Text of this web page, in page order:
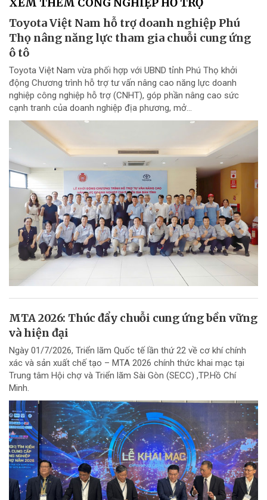
Toyota Việt Nam hỗ trợ doanh nghiệp Phú
Thọ nâng năng lực tham gia chuỗi cung ứng
ô tô
Toyota Việt Nam vừa phối hợp với UBND tỉnh Phú Thọ khởi
động Chương trình hỗ trợ tư vấn nâng cao năng lực doanh
nghiệp công nghiệp hỗ trợ (CNHT), góp phần nâng cao sức
cạnh tranh của doanh nghiệp địa phương, mở...
MTA 2026: Thúc đẩy chuỗi cung ứng bền vững
và hiện đại
Ngày 01/7/2026, Triển lãm Quốc tế lần thứ 22 về cơ khí chính
xác và sản xuất chế tạo – MTA 2026 chính thức khai mạc tại
Trung tâm Hội chợ và Triển lãm Sài Gòn (SECC) ,TP.Hồ Chí
Minh.